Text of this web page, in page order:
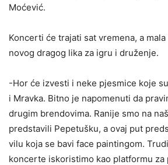
Moćević.
Koncerti će trajati sat vremena, a
novog dragog lika za igru i druženje.
-Hor će izvesti i neke pjesmice koje
i Mravka. Bitno je napomenuti da
drugim brendovima. Ranije smo na
predstavili Pepetušku, a ovaj put
vilu koja se bavi face paintingom.
koncerte iskoristimo kao platformu za